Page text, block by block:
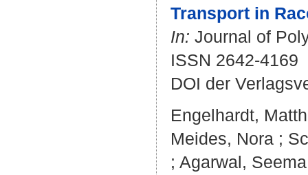
Transport in
In: Journal of
ISSN 2642-4169
DOI der
Engelhardt,
Meides, Nora ;
; Agarwal, Seema